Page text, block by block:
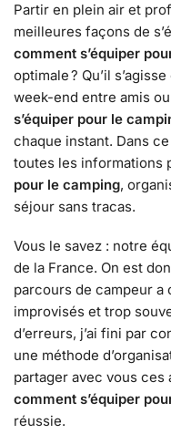
Partir en plein air et
meilleures façons de
comment s’équiper
optimale ? Qu’il
week-end entre amis
s’équiper pour le
chaque instant. Dans
toutes les informations
pour le camping,
séjour sans tracas.
Vous le savez : notre
de la France. On est
parcours de campeur a
improvisés et trop
d’erreurs, j’ai fini par
une méthode
partager avec vous
comment s’équiper
réussie.